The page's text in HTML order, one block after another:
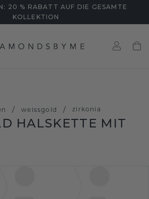
20 % RABATT AUF DIE GESAMTE
KOLLEKTION
/ weissgold / zirkonia
HALSKETTE MIT Z